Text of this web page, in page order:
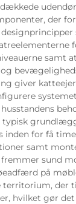
der
samt
giver
typisk
inden for få
samt
sund
på
der
hvilket gør